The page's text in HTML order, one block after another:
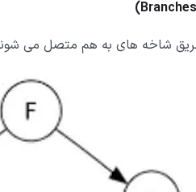
Branches
)
شاخه های به هم متصل می